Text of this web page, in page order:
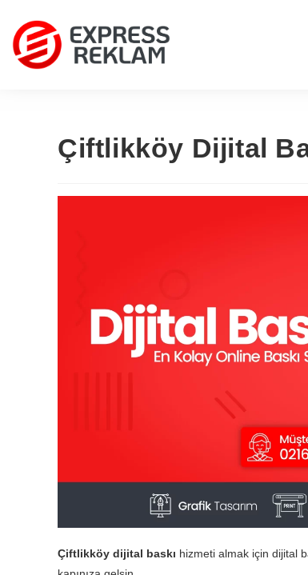
Çiftlikköy Dijital
Çiftlikköy dijital baskı hizmeti almak için dijital